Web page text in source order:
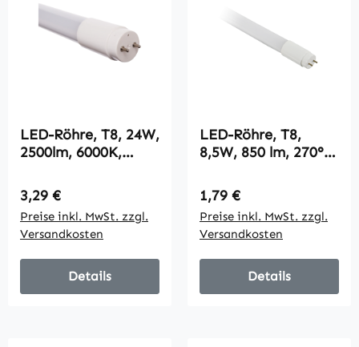
LED-Röhre, T8, 24W,
2500lm, 6000K,
tageslichtweiß,
230V
Regulärer Preis:
3,29 €
Preise inkl. MwSt. zzgl.
Versandkosten
Details
LED-Röhre, T8,
8,5W, 850 lm, 270°,
Regulärer Preis:
1,79 €
Preise inkl. MwSt. zzgl.
Versandkosten
Details